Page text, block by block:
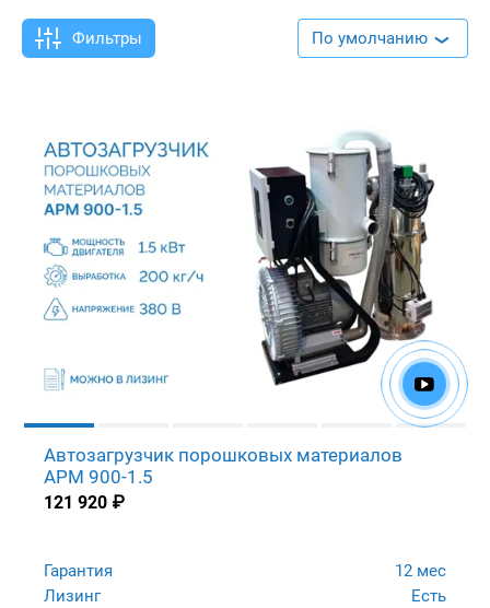
Фильтры По умолчанию
Автозагрузчик порошковых материалов
APM 900-1.5
121 920 ₽
Гарантия
12 мес
Лизинг
Есть